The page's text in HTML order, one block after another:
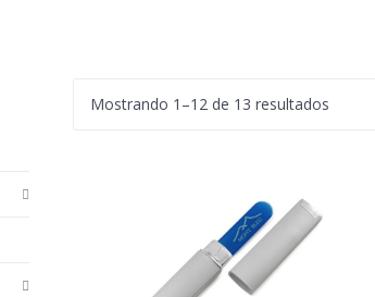
Mostrando 1–12 de 13 resultados